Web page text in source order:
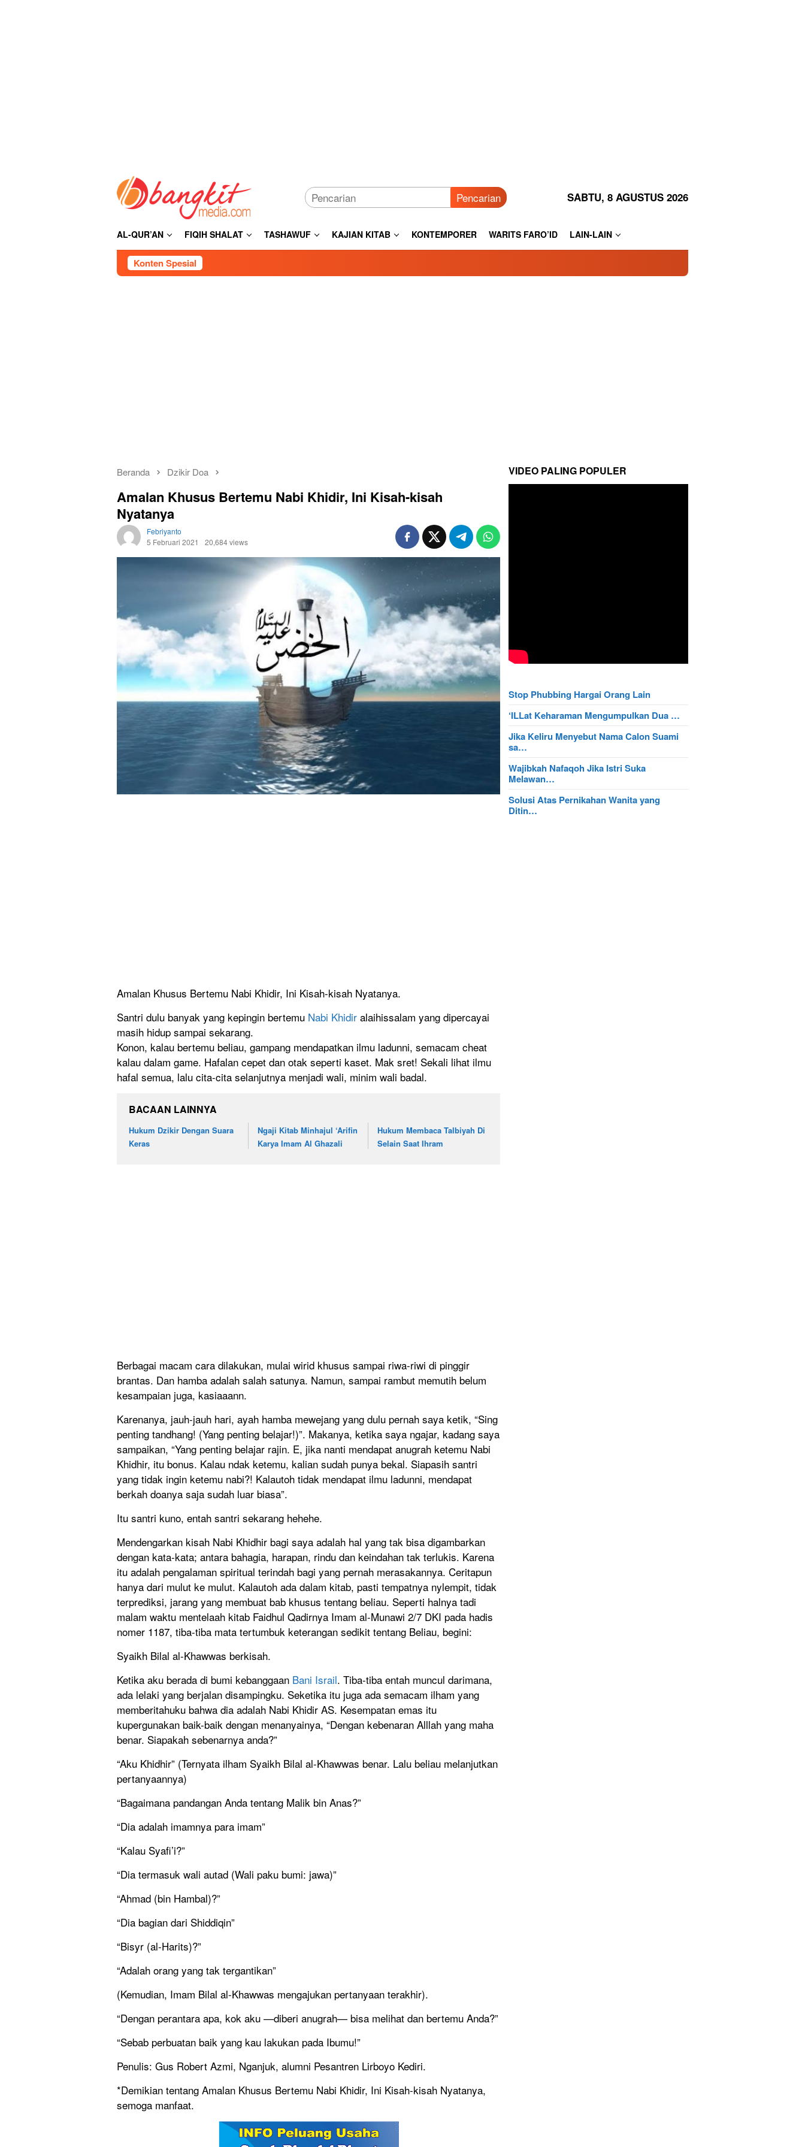
Pencarian SABTU, 8 AGUSTUS 2026
AL-QUR’AN FIQIH SHALAT TASHAWUF KAJIAN KITAB KONTEMPORER WARITS FARO’ID LAIN-LAIN
Konten Spesial
Beranda Dzikir Doa
Amalan Khusus Bertemu Nabi Khidir, Ini Kisah-kisah
Nyatanya
Febriyanto
5 Februari 2021
20,684 views
Amalan Khusus Bertemu Nabi Khidir, Ini Kisah-kisah Nyatanya.
Santri dulu banyak yang kepingin bertemu Nabi Khidir alaihissalam yang dipercayai
masih hidup sampai sekarang.
Konon, kalau bertemu beliau, gampang mendapatkan ilmu ladunni, semacam cheat
kalau dalam game. Hafalan cepet dan otak seperti kaset. Mak sret! Sekali lihat ilmu
hafal semua, lalu cita-cita selanjutnya menjadi wali, minim wali badal.
BACAAN LAINNYA
Hukum Dzikir Dengan Suara
Keras
Ngaji Kitab Minhajul ‘Arifin
Karya Imam Al Ghazali
Hukum Membaca Talbiyah Di
Selain Saat Ihram
Berbagai macam cara dilakukan, mulai wirid khusus sampai riwa-riwi di pinggir
brantas. Dan hamba adalah salah satunya. Namun, sampai rambut memutih belum
kesampaian juga, kasiaaann.
Karenanya, jauh-jauh hari, ayah hamba mewejang yang dulu pernah saya ketik, “Sing
penting tandhang! (Yang penting belajar!)”. Makanya, ketika saya ngajar, kadang saya
sampaikan, “Yang penting belajar rajin. E, jika nanti mendapat anugrah ketemu Nabi
Khidhir, itu bonus. Kalau ndak ketemu, kalian sudah punya bekal. Siapasih santri
yang tidak ingin ketemu nabi?! Kalautoh tidak mendapat ilmu ladunni, mendapat
berkah doanya saja sudah luar biasa”.
Itu santri kuno, entah santri sekarang hehehe.
Mendengarkan kisah Nabi Khidhir bagi saya adalah hal yang tak bisa digambarkan
dengan kata-kata; antara bahagia, harapan, rindu dan keindahan tak terlukis. Karena
itu adalah pengalaman spiritual terindah bagi yang pernah merasakannya. Ceritapun
hanya dari mulut ke mulut. Kalautoh ada dalam kitab, pasti tempatnya nylempit, tidak
terprediksi, jarang yang membuat bab khusus tentang beliau. Seperti halnya tadi
malam waktu mentelaah kitab Faidhul Qadirnya Imam al-Munawi 2/7 DKI pada hadis
nomer 1187, tiba-tiba mata tertumbuk keterangan sedikit tentang Beliau, begini:
Syaikh Bilal al-Khawwas berkisah.
Ketika aku berada di bumi kebanggaan Bani Israil. Tiba-tiba entah muncul darimana,
ada lelaki yang berjalan disampingku. Seketika itu juga ada semacam ilham yang
memberitahuku bahwa dia adalah Nabi Khidir AS. Kesempatan emas itu
kupergunakan baik-baik dengan menanyainya, “Dengan kebenaran Alllah yang maha
benar. Siapakah sebenarnya anda?”
“Aku Khidhir” (Ternyata ilham Syaikh Bilal al-Khawwas benar. Lalu beliau melanjutkan
pertanyaannya)
“Bagaimana pandangan Anda tentang Malik bin Anas?”
“Dia adalah imamnya para imam”
“Kalau Syafi’i?”
“Dia termasuk wali autad (Wali paku bumi: jawa)”
“Ahmad (bin Hambal)?”
“Dia bagian dari Shiddiqin”
“Bisyr (al-Harits)?”
“Adalah orang yang tak tergantikan”
(Kemudian, Imam Bilal al-Khawwas mengajukan pertanyaan terakhir).
“Dengan perantara apa, kok aku —diberi anugrah— bisa melihat dan bertemu Anda?”
“Sebab perbuatan baik yang kau lakukan pada Ibumu!”
Penulis: Gus Robert Azmi, Nganjuk, alumni Pesantren Lirboyo Kediri.
*Demikian tentang Amalan Khusus Bertemu Nabi Khidir, Ini Kisah-kisah Nyatanya,
semoga manfaat.
VIDEO PALING POPULER
Stop Phubbing Hargai Orang Lain
‘ILLat Keharaman Mengumpulkan Dua …
Jika Keliru Menyebut Nama Calon Suami
sa…
Wajibkah Nafaqoh Jika Istri Suka
Melawan…
Solusi Atas Pernikahan Wanita yang
Ditin…